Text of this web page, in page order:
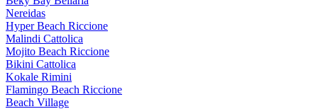
Nereidas
Hyper Beach Riccione
Malindi Cattolica
Mojito Beach Riccione
Bikini Cattolica
Kokale Rimini
Flamingo Beach Riccione
Beach Village